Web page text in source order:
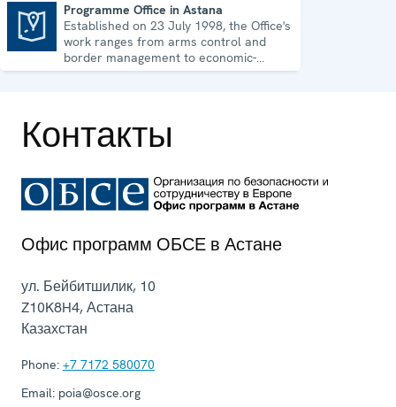
Programme Office in Astana
Established on 23 July 1998, the Office's
work ranges from arms control and
border management to economic-
environmental issues and human rights.
Контакты
Офис программ ОБСЕ в Астане
ул. Бейбитшилик, 10
Z10K8H4,Астана
Казахстан
Phone: +7 7172 580070
Email: poia@osce.org